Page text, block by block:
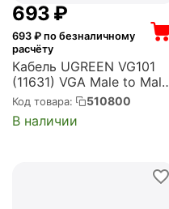
‍693‍ ₽
693 ₽ по безналичному
расчёту
Кабель UGREEN VG101
(11631) VGA Male to Male
Cable. Длина: 3м. Цвет:
черный (11631_)
Код товара: 510800
В наличии